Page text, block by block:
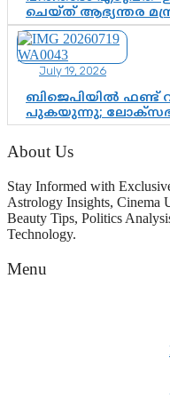
ചെയ്ത് ആഭ്യന്തര
ചെന്നിത്തല; ആർ.
സപ്തതി
പ്രൗഢമായ തുടക്കം
July 19, 2026
ബിജെപിയിൽ ഫണ്ട്
പുകയുന്നു;
നിയമസഭ വരെ 140
ഫണ്ട് വിനിയോഗം
പരിശോധിക്കുമോ?
ഘടകത്തോട്
About Us
Stay Informed with
Astrology Insights, Cinema
Beauty Tips, Politics
Technology.
Menu